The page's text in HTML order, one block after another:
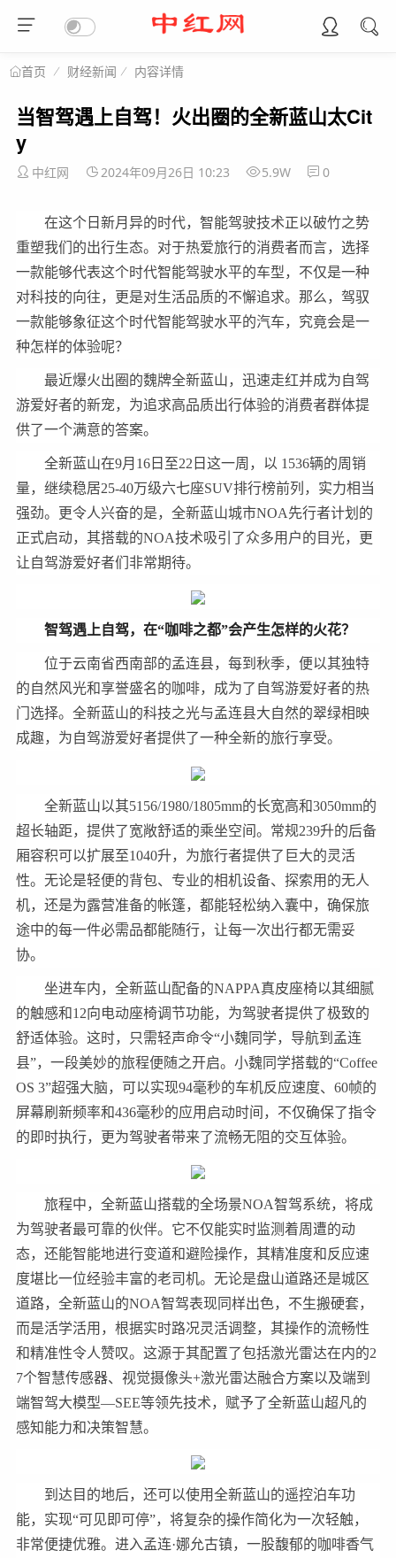
首页 财经新闻 内容详情
当智驾遇上自驾！火出圈的全新蓝山太Cit
y
中红网 2024年09月26日 10:23 5.9W 0
在这个日新月异的时代，智能驾驶技术正以破竹之势
重塑我们的出行生态。对于热爱旅行的消费者而言，选择
一款能够代表这个时代智能驾驶水平的车型，不仅是一种
对科技的向往，更是对生活品质的不懈追求。那么，驾驭
一款能够象征这个时代智能驾驶水平的汽车，究竟会是一
种怎样的体验呢？
最近爆火出圈的魏牌全新蓝山，迅速走红并成为自驾
游爱好者的新宠，为追求高品质出行体验的消费者群体提
供了一个满意的答案。
全新蓝山在9月16日至22日这一周，以 1536辆的周销
量，继续稳居25-40万级六七座SUV排行榜前列，实力相当
强劲。更令人兴奋的是，全新蓝山城市NOA先行者计划的
正式启动，其搭载的NOA技术吸引了众多用户的目光，更
让自驾游爱好者们非常期待。
智驾遇上 自驾， 在“咖啡之都”会产生怎样的火花？
位于云南省西南部的孟连县，每到秋季，便以其独特
的自然风光和享誉盛名的咖啡，成为了自驾游爱好者的热
门选择。全新蓝山的科技之光与孟连县大自然的翠绿相映
成趣，为自驾游爱好者提供了一种全新的旅行享受。
全新蓝山以其5156/1980/1805mm的长宽高和3050mm的
超长轴距，提供了宽敞舒适的乘坐空间。常规239升的后备
厢容积可以扩展至1040升，为旅行者提供了巨大的灵活
性。无论是轻便的背包、专业的相机设备、探索用的无人
机，还是为露营准备的帐篷，都能轻松纳入囊中，确保旅
途中的每一件必需品都能随行，让每一次出行都无需妥
协。
坐进车内，全新蓝山配备的NAPPA真皮座椅以其细腻
的触感和12向电动座椅调节功能，为驾驶者提供了极致的
舒适体验。这时，只需轻声命令“小魏同学，导航到孟连
县”，一段美妙的旅程便随之开启。小魏同学搭载的“Coffee
OS 3”超强大脑，可以实现94毫秒的车机反应速度、60帧的
屏幕刷新频率和436毫秒的应用启动时间，不仅确保了指令
的即时执行，更为驾驶者带来了流畅无阻的交互体验。
旅程中，全新蓝山搭载的全场景NOA智驾系统，将成
为驾驶者最可靠的伙伴。它不仅能实时监测着周遭的动
态，还能智能地进行变道和避险操作，其精准度和反应速
度堪比一位经验丰富的老司机。无论是盘山道路还是城区
道路，全新蓝山的NOA智驾表现同样出色，不生搬硬套，
而是活学活用，根据实时路况灵活调整，其操作的流畅性
和精准性令人赞叹。这源于其配置了包括激光雷达在内的2
7个智慧传感器、视觉摄像头+激光雷达融合方案以及端到
端智驾大模型—SEE等领先技术，赋予了全新蓝山超凡的
感知能力和决策智慧。
到达目的地后，还可以使用全新蓝山的遥控泊车功
能，实现“可见即可停”，将复杂的操作简化为一次轻触，
非常便捷优雅。进入孟连·娜允古镇，一股馥郁的咖啡香气